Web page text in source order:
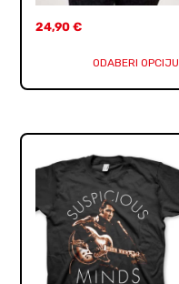
24,90€
ODABERI OPCIJU